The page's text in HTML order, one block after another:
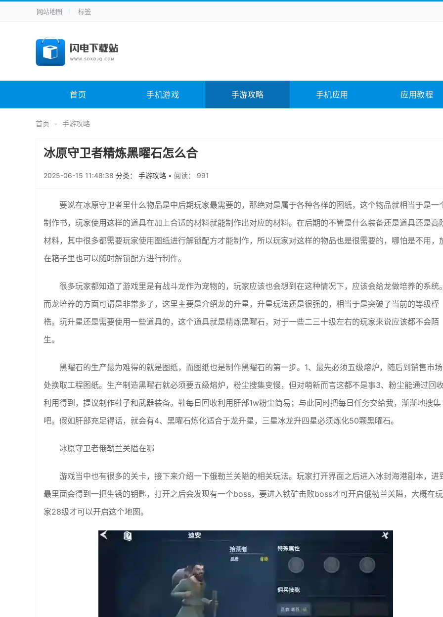
手机应用
手机游戏 H5游戏
电脑软件 其它类别 图形软件 安全相关 应用软件 影音软件 插件下载
未分类 综合其它
网站地图 标签
首页 手机游戏 手游攻略 手机应用 应用教程
首页 手游攻略
冰原守卫者精炼黑曜石怎么合
2025-06-15 11:48:38 分类： 手游攻略 • 阅读： 991
要说在冰原守卫者里什么物品是中后期玩家最需要的，那绝对是属于各种各样的图纸，这个物品就相当于是一
制作书，玩家使用这样的道具在加上合适的材料就能制作出对应的材料。在后期的不管是什么装备还是道具还是高
材料，其中很多都需要玩家使用图纸进行解锁配方才能制作，所以玩家对这样的物品也是很需要的，哪怕是不用，
在箱子里也可以随时解锁配方进行制作。
很多玩家都知道了游戏里是有战斗龙作为宠物的，玩家应该也会想到在这种情况下，应该会给龙做培养的系统。
而龙培养的方面可谓是非常多了，这里主要是介绍龙的升星，升星玩法还是很强的，相当于是突破了当前的等级桎
梏。玩升星还是需要使用一些道具的，这个道具就是精炼黑曜石，对于一些二三十级左右的玩家来说应该都不会陌
生。
黑曜石的生产最为难得的就是图纸，而图纸也是制作黑曜石的第一步。1、最先必须五级熔炉，随后到销售市场
处换取工程图纸。生产制造黑曜石就必须要五级熔炉，粉尘搜集变慢，但对萌新而言这都不是事3、粉尘能通过回
利用得到，提议制作鞋子和武器装备。鞋每日回收利用肝部1w粉尘简易；与此同时把每日任务交给我，渐渐地搜集
吧。假如肝部充足得话，就会有4、黑曜石炼化适合于龙升星，三星冰龙升四星必须炼化50颗黑曜石。
冰原守卫者俄勒兰关隘在哪
游戏当中也有很多的关卡，接下来介绍一下俄勒兰关隘的相关玩法。玩家打开界面之后进入冰封海港副本，进
最里面会得到一把生锈的钥匙，打开之后会发现有一个boss，要进入铁矿击败boss才可开启俄勒兰关隘，大概在玩
家28级才可以开启这个地图。